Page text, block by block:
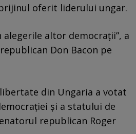
oferit liderului ungar.
alegerile altor democrații”, a
Don Bacon pe
din Ungaria a votat
și a statului de
republican Roger